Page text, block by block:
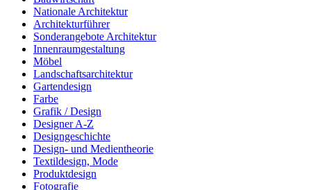
Nationale Architektur
Architekturführer
Sonderangebote Architektur
Innenraumgestaltung
Möbel
Landschaftsarchitektur
Gartendesign
Farbe
Grafik / Design
Designer A-Z
Designgeschichte
Design- und Medientheorie
Textildesign, Mode
Produktdesign
Fotografie